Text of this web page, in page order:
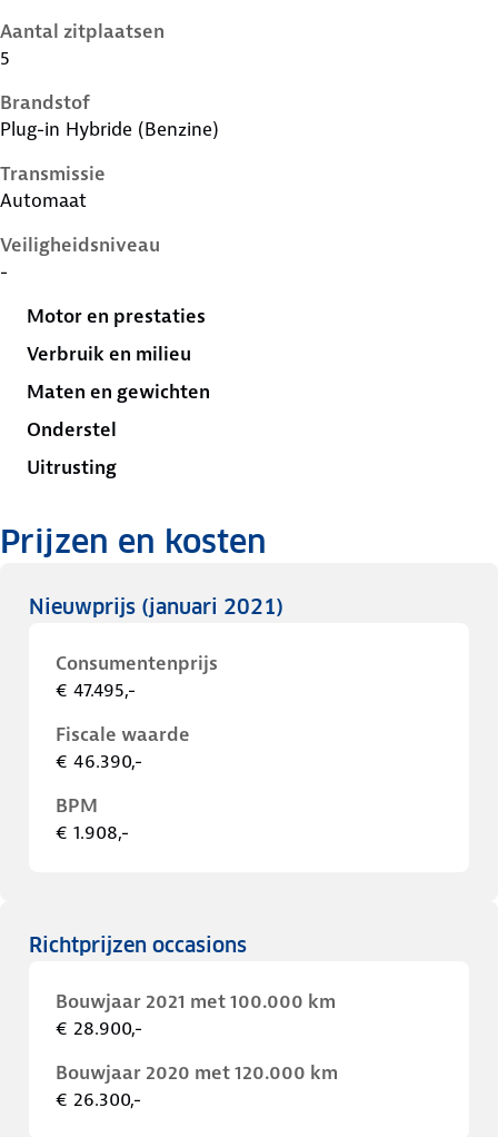
Aantal zitplaatsen
5
Brandstof
Plug-in Hybride (Benzine)
Transmissie
Automaat
Veiligheidsniveau
-
Motor en prestaties
Verbruik en milieu
Maten en gewichten
Onderstel
Uitrusting
Prijzen en kosten
Nieuwprijs (januari 2021)
Consumentenprijs
€ 47.495,-
Fiscale waarde
€ 46.390,-
BPM
€ 1.908,-
Richtprijzen occasions
Bouwjaar 2021 met 100.000 km
€ 28.900,-
Bouwjaar 2020 met 120.000 km
€ 26.300,-